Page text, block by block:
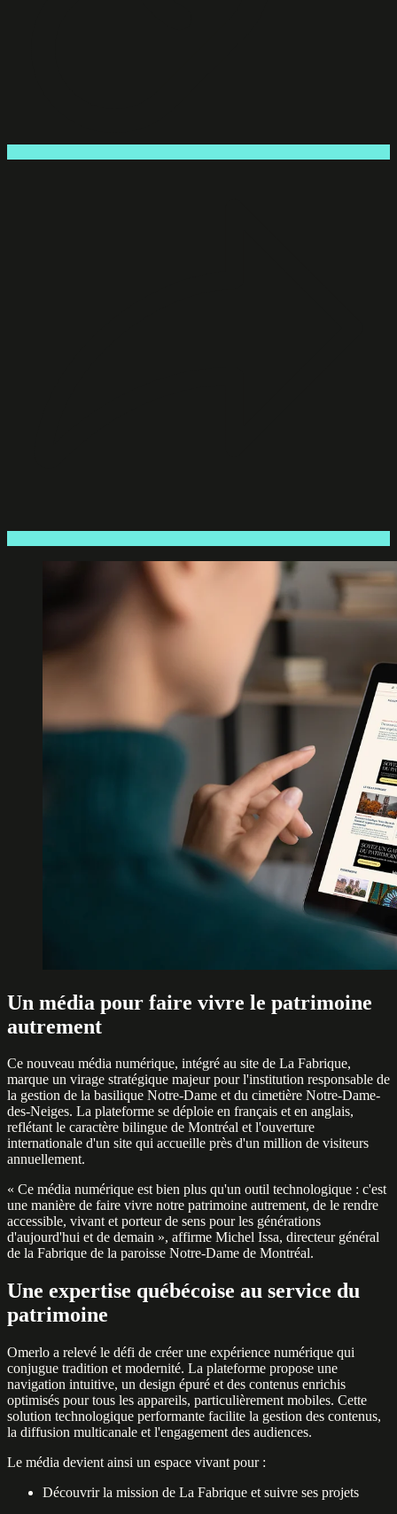
Un média pour faire vivre le patrimoine
autrement
Ce nouveau média numérique, intégré au site de La Fabrique,
marque un virage stratégique majeur pour l'institution responsable de
la gestion de la basilique Notre-Dame et du cimetière Notre-Dame-
des-Neiges. La plateforme se déploie en français et en anglais,
reflétant le caractère bilingue de Montréal et l'ouverture
internationale d'un site qui accueille près d'un million de visiteurs
annuellement.
« Ce média numérique est bien plus qu'un outil technologique : c'est
une manière de faire vivre notre patrimoine autrement, de le rendre
accessible, vivant et porteur de sens pour les générations
d'aujourd'hui et de demain », affirme Michel Issa, directeur général
de la Fabrique de la paroisse Notre-Dame de Montréal.
Une expertise québécoise au service du
patrimoine
Omerlo a relevé le défi de créer une expérience numérique qui
conjugue tradition et modernité. La plateforme propose une
navigation intuitive, un design épuré et des contenus enrichis
optimisés pour tous les appareils, particulièrement mobiles. Cette
solution technologique performante facilite la gestion des contenus,
la diffusion multicanale et l'engagement des audiences.
Le média devient ainsi un espace vivant pour :
Découvrir la mission de La Fabrique et suivre ses projets